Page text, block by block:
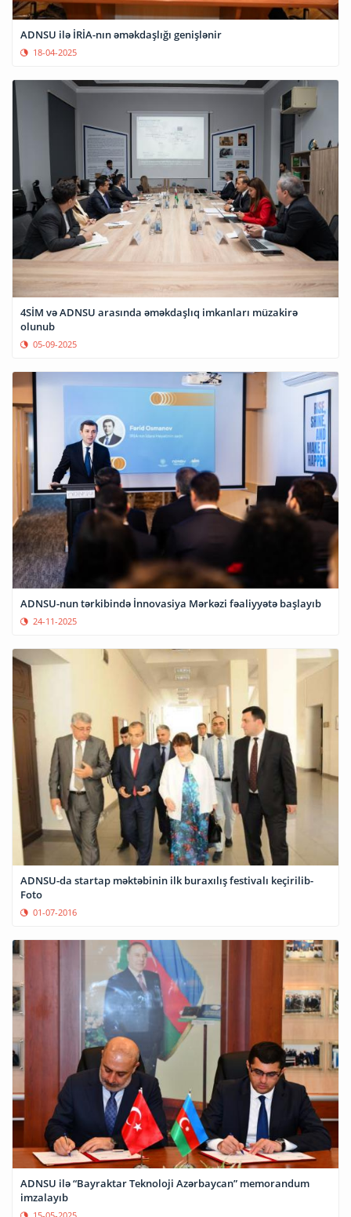
ADNSU ilə İRİA-nın əməkdaşlığı genişlənir
18-04-2025
4SİM və ADNSU arasında əməkdaşlıq imkanları müzakirə
olunub
05-09-2025
ADNSU-nun tərkibində İnnovasiya Mərkəzi fəaliyyətə başlayıb
24-11-2025
ADNSU-da startap məktəbinin ilk buraxılış festivalı keçirilib-
Foto
01-07-2016
ADNSU ilə “Bayraktar Teknoloji Azərbaycan” memorandum
imzalayıb